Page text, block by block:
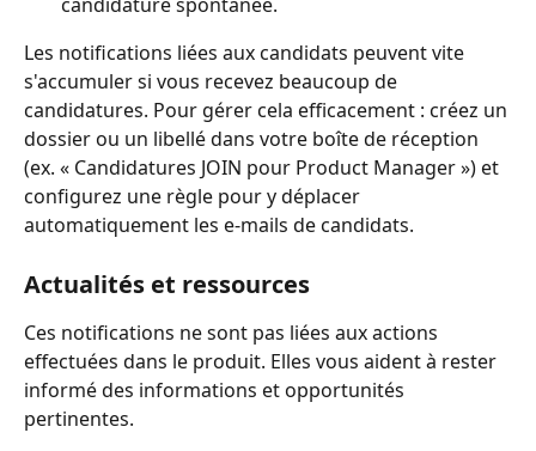
Les notifications liées aux candidats peuvent vite
s'accumuler si vous recevez beaucoup de
candidatures. Pour gérer cela efficacement : créez un
dossier ou un libellé dans votre boîte de réception
(ex. « Candidatures JOIN pour Product Manager ») et
configurez une règle pour y déplacer
automatiquement les e-mails de candidats.
Actualités et ressources
Ces notifications ne sont pas liées aux actions
effectuées dans le produit. Elles vous aident à rester
informé des informations et opportunités
pertinentes.